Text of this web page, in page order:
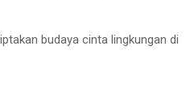
budaya cinta lingkungan di